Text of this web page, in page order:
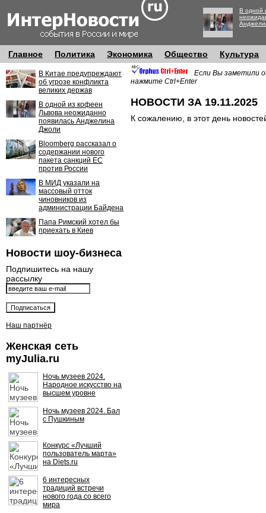
В одной
Главное Политика Экономика Общество Культура
В Китае предупреждают
об угрозе конфликта
великих держав
В одной из кофеен
Львова неожиданно
появилась Анджелина
Джоли
Bloomberg рассказал о
содержании нового
пакета санкций ЕС
против России
В МИД указали на
массовый отток
чиновников из
администрации Байдена
Папа Римский хотел бы
приехать в Киев
Новости шоу-бизнеса
Подпишитесь на нашу
рассылку
Наш партнёр
Женская сеть
myJulia.ru
Ночь музеев 2024.
Народное искусство на
высшем уровне
Ночь музеев 2024. Бал
с Пушкиным
Конкурс «Лучший
пользователь марта»
на Diets.ru
6 интересных
традиций встречи
нового года со всего
мира
Если Вы заметили
нажмите Ctrl+Enter
НОВОСТИ ЗА 19.11.2025
К сожалению, в этот день